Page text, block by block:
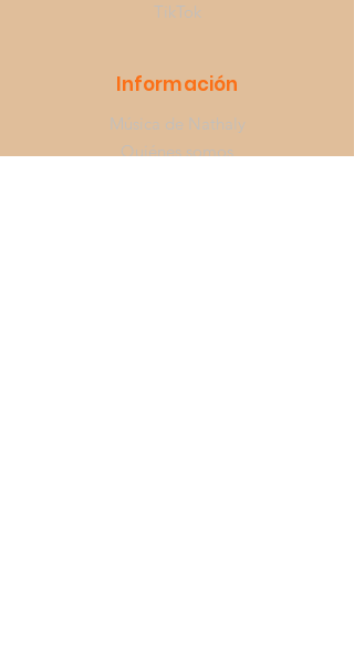
TikTok
Información
Música de Nathaly
Quiénes somos